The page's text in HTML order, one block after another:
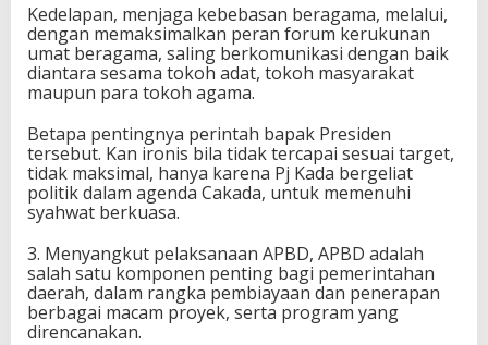
Kedelapan, menjaga kebebasan beragama, melalui,
dengan memaksimalkan peran forum kerukunan
umat beragama, saling berkomunikasi dengan baik
diantara sesama tokoh adat, tokoh masyarakat
maupun para tokoh agama.
Betapa pentingnya perintah bapak Presiden
tersebut. Kan ironis bila tidak tercapai sesuai target,
tidak maksimal, hanya karena Pj Kada bergeliat
politik dalam agenda Cakada, untuk memenuhi
syahwat berkuasa.
3. Menyangkut pelaksanaan APBD, APBD adalah
salah satu komponen penting bagi pemerintahan
daerah, dalam rangka pembiayaan dan penerapan
berbagai macam proyek, serta program yang
direncanakan.